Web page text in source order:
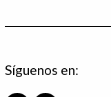
Síguenos en: